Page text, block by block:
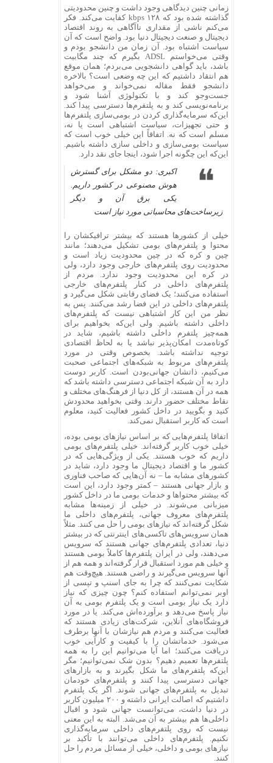
زمانی چنین دیدگاهی وجود داشت و چنین محدودیتی
گذاشته شده بود که kbps ۱۲۸ کفایت می‌کند. فکر
می‌کنم ناشی از مقداری ناآگاهی به روند اقتصاد
دیجیتال و صنعت دیجیتال دنیا بود. واضح است که آن
سیاست اشتباه بود. آن زمان من دانشجو بودم و
وقتی می‌خواستم ADSL بگیرم که چند مگابیت
باشد، باید گواهی دانشجویی می‌بردم؛ همان موقع
هم انتقاد داشتیم که این چه وضعی است؟ بالاخره
دانشجو فقط مقاله نمی‌خواند و می‌خواهد
جست‌وجو کند و با تکنولوژی آشنا شود و
برنامه‌نویسی کند و به پلتفرم‌ها دسترسی پیدا کند.
این‌که سرمایه‌گذاری کردن در بومی‌سازی پلتفرم‌ها
و حتی تجهیزات، سیاست اشتباهی است یا نه،
مسلم است که نه. اتفاقاً این خیلی خوب است که
سیاست بومی‌سازی و داخلی سازی داشته باشیم.
این‌که این چگونه اجرا شود، اینجا جای نقد دارد.
اکبری: دو مشکل برای گسترش
هوش مصنوعی در کشور داریم.
یکی برق آن و دیگر
زیرساخت‌های محاسباتی مورد نیاز است
خیلی از کشورها هستند که بیشتر ترافیکشان را
محتوا و پلتفرم‌های بومی تشکیل می‌دهند؛ مانند
چین و کره که در چین محدودیت زیاد است و
محدودیت روی پلتفرم‌های خارجی وجود دارد، ولی
در کره این محدودیت وجود ندارد. مردم از
پلتفرم‌های داخلی در کنار پلتفرم‌های خارجی
استفاده می‌کنند؛ یک فضای رقابتی شکل می‌گیرد و
پلتفرم‌های داخلی در این فضا رشد می‌کنند. پس به
نظر من این کار اشتباهی نیست که پلتفرم‌های
داخلی داشته باشیم. ولی این‌که بخواهیم برای
همه‌چیز پلتفرم داخلی داشته باشیم، شاید در
کوتاه‌مدت امکان‌پذیر نباشد یا به لحاظ اقتصادی
توجیه نداشته باشد. بخصوص وقتی در مورد
پلتفرم‌های مربوط به شبکه‌های اجتماعی صحبت
می‌کنیم، ذاتشان جهانی‌بودن است. کاربر دوست
دارد به آن شبکه اجتماعی دسترسی داشته باشد که
همه در آن هستند، از کل دنیا از فرهنگ‌های مختلف و
نقاط مختلف حضور دارند. وقتی بخواهید محدودش
کنید و بگویید در داخل کشور فعالیت کنید، معلوم
است که کاربر استقبال نمی‌کند.
اتفاقا پلتفرم‌هایی که بر اساس نیازهای بومی بوده،
خیلی خوب کاربر گرفته‌اند. خیلی پلتفرم‌های بومی
داریم که خوب هستند. یکی از ویژگی‌هایی که در
کشور ما و اقتصاد دیجیتال ما وجود دارد، شاید در
کشورهای مشابه ما – نه آن‌هایی که صاحب فناوری
و بازار جهانی هستند – کمتر وجود دارد، این است
که بیشتر محتواها و خدمات بومی ما در داخل کشور
میزبانی می‌شوند. در خیلی از زمینه‌ها مشابه
پلتفرم‌های معروف جهانی، پلتفرم‌های داخلی ما
شکل گرفته‌اند که نیازهای بومی را حل می‌ کنند. مثلاً
همان سرویس‌های تاکسی‌های اینترنتی که در بیشتر
دنیا، تعدادی پلتفرم‌های جهانی هستند که سرویس
می‌دهند، ولی در ایران پلتفرم‌ها کاملاً بومی هستند
و خیلی هم مورد استقبال قرار گرفته‌اند و همه هم از
آنها سرویس می‌گیرند و راضی هستند. هیچ‌وقت هم
شکایت نمی‌کنند که چرا به جای اسنپ و تپسی از
اوبر نمی‌توانم استفاده کنم؟ چون چیزی که نیاز
دارد یک نیاز بومی است و یک پلتفرم بومی به آن
نیاز پاسخ می‌دهد و برآورده‌اش می‌کند. یا در مورد
فروشگاه‌های آنلاین، شرکت‌های زیادی هستند که
فعالیت می‌کنند و مردم هم نیازشان با آنها برطرف
می‌شود. خدماتشان را با کیفیت و کارآیی خوب
دریافت می‌کنند؛ اما آیا می‌توانیم این را به همه
پلتفرم‌ها تعمیم دهیم؟ بدون شک نمی‌توانیم؛ مگر
این‌که پلتفرم‌های ما شکل بگیرند و به بازارهای
جهانی دسترسی پیدا کنند و پلتفرم‌های خودمان
تبدیل به پلتفرم‌های جهانی شوند. اگر یک پلتفرم
داشتیم که اصالت ایرانی داشته و ۲۰۰ میلیون کاربر
در دنیا داشت، می‌توانست جهانی شود و اقبال
داخلی‌ها هم بیشتر به آن می‌شد. البته به این معنی
نیست که روی پلتفرم‌های داخلی سرمایه‌گذاری
نکنیم. پلتفرم‌های داخلی می‌توانند با تأکید بر
نیازهای بومی و داخلی، خیلی از مسائل مردم را حل
کنند.